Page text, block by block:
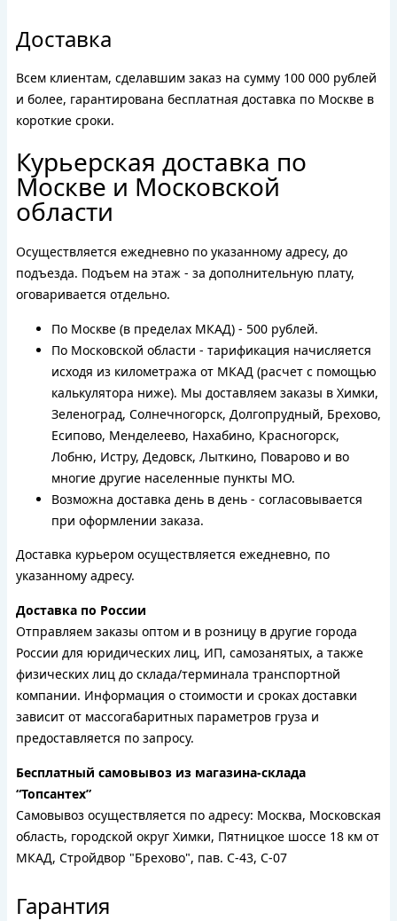
Доставка
Всем клиентам, сделавшим заказ на сумму 100 000 рублей
и более, гарантирована бесплатная доставка по Москве в
короткие сроки.
Курьерская доставка по
Москве и Московской
области
Осуществляется ежедневно по указанному адресу, до
подъезда. Подъем на этаж - за дополнительную плату,
оговаривается отдельно.
По Москве (в пределах МКАД) - 500 рублей.
По Московской области - тарификация начисляется
исходя из километража от МКАД (расчет с помощью
калькулятора ниже). Мы доставляем заказы в Химки,
Зеленоград, Солнечногорск, Долгопрудный, Брехово,
Есипово, Менделеево, Нахабино, Красногорск,
Лобню, Истру, Дедовск, Лыткино, Поварово и во
многие другие населенные пункты МО.
Возможна доставка день в день - согласовывается
при оформлении заказа.
Доставка курьером осуществляется ежедневно, по
указанному адресу.
Доставка по России
Отправляем заказы оптом и в розницу в другие города
России для юридических лиц, ИП, самозанятых, а также
физических лиц до склада/терминала транспортной
компании. Информация о стоимости и сроках доставки
зависит от массогабаритных параметров груза и
предоставляется по запросу.
Бесплатный самовывоз из магазина-склада
“Топсантех”
Самовывоз осуществляется по адресу: Москва, Московская
область, городской округ Химки, Пятницкое шоссе 18 км от
МКАД, Стройдвор "Брехово", пав. С-43, С-07
Гарантия